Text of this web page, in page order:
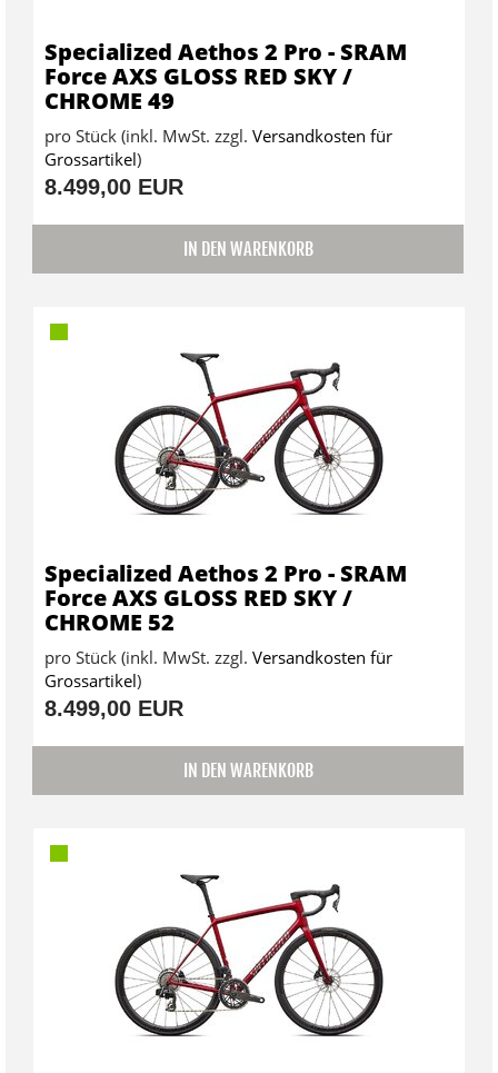
Specialized Aethos 2 Pro - SRAM
Force AXS GLOSS RED SKY /
CHROME 49
pro Stück (inkl. MwSt. zzgl. Versandkosten für
Grossartikel)
8.499,00 EUR
IN DEN WARENKORB
Specialized Aethos 2 Pro - SRAM
Force AXS GLOSS RED SKY /
CHROME 52
pro Stück (inkl. MwSt. zzgl. Versandkosten für
Grossartikel)
8.499,00 EUR
IN DEN WARENKORB